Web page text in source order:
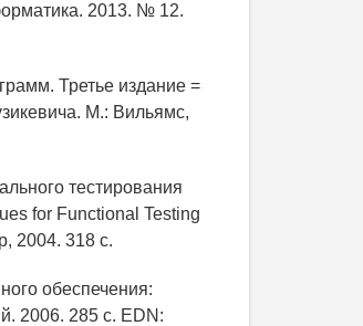
2013. № 12.
Третье издание =
М.: Вильямс,
тестирования
for Functional Testing
2004. 318 с.
обеспечения:
2006. 285 с. EDN: